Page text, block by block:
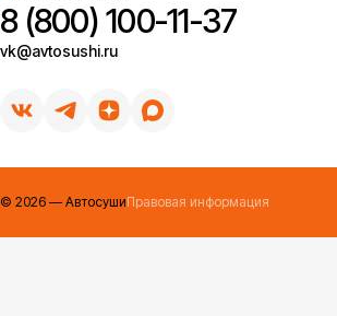
8 (800) 100-11-37
vk@avtosushi.ru
© 2026 — АвтосушиПравовая информация